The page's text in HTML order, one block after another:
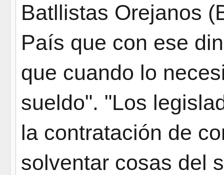
Batllistas Orejanos
País que con ese
que cuando lo
sueldo". "Los
la contratación de
solventar cosas del